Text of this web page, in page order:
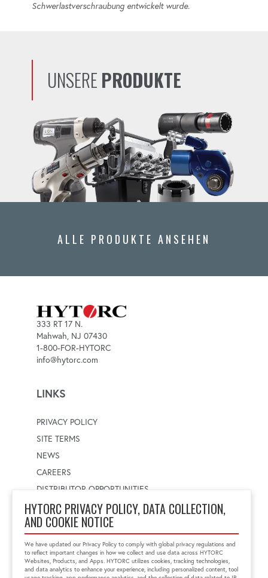
HYTORC PRIVACY POLICY, DATA COLLECTION,
AND COOKIE NOTICE
We have updated our Privacy Policy to comply with global privacy regulations and
to reflect important changes in how we collect and use data across HYTORC
Websites, Products, and Apps. HYTORC utilizes cookies, tracking technologies,
and data analytics to enhance your experience, including personalized content, tool
Schwerlastverschraubung entwickelt wurde.
UNSERE PRODUKTE
ALLE PRODUKTE ANSEHEN
333 RT 17 N.
Mahwah, NJ 07430
1-800-FOR-HYTORC
info@hytorc.com
LINKS
PRIVACY POLICY
SITE TERMS
NEWS
CAREERS
DISTRIBUTOR OPPORTUNITIES
WORLDWIDE LOCATOR
Select a country
Enter postal code